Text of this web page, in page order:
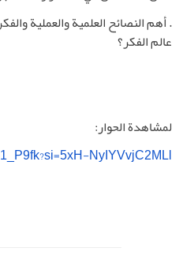
. أهم النصائح العلمية والعملية
عالم الفكر؟
لمشاهدة الحوار:
NyIYVvjC2MLl